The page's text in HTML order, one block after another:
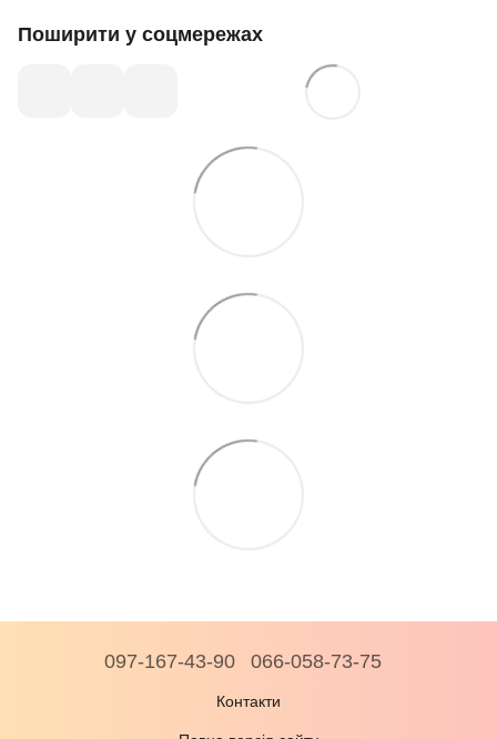
Поширити у соцмережах
097-167-43-90 066-058-73-75
Контакти